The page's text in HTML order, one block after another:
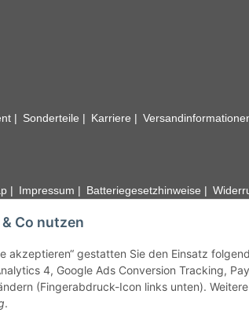
Co nutzen
akzeptieren“ gestatten Sie den Einsatz
4, Google Ads Conversion Tracking,
(Fingerabdruck-Icon links unten).
.
Sonderteile Karriere
Impressum Batteriegesetzhinweise
unseren Kundenservice.